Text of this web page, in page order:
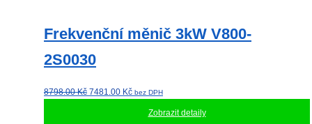
Frekvenční měnič 3kW V800-
2S0030
8798.00Kč Původní
7481.00 KčAktuální
bez DPH
Zobrazit detaily